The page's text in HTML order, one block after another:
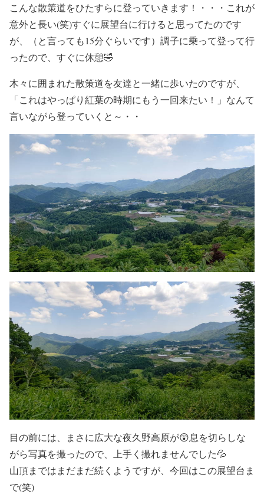
こんな散策道をひたすらに登っていきます！・・・これが
意外と長い(笑)すぐに展望台に行けると思ってたのです
が、（と言っても15分ぐらいです）調子に乗って登って行
ったので、すぐに休憩🤣
木々に囲まれた散策道を友達と一緒に歩いたのですが、
「これはやっぱり紅葉の時期にもう一回来たい！」なんて
言いながら登っていくと～・・
目の前には、まさに広大な夜久野高原が😲息を切らしな
がら写真を撮ったので、上手く撮れませんでした💦
山頂まではまだまだ続くようですが、今回はこの展望台ま
で(笑)